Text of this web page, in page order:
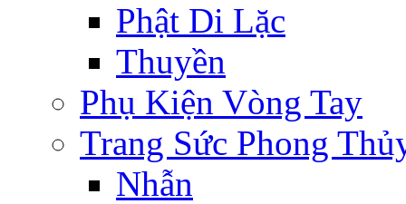
Phật Di Lặc
Thuyền
Phụ Kiện Vòng Tay
Trang Sức Phong
Nhẫn